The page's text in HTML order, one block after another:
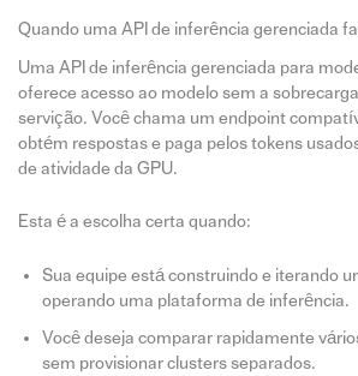
Quando uma API de inferência gerenciada
Uma API de inferência gerenciada para
oferece acesso ao modelo sem a
servição. Você chama um endpoint
obtém respostas e paga pelos tokens
de atividade da GPU.
Esta é a escolha certa quando:
Sua equipe está construindo e iterando
operando uma plataforma de inferência.
Você deseja comparar rapidamente
sem provisionar clusters separados.